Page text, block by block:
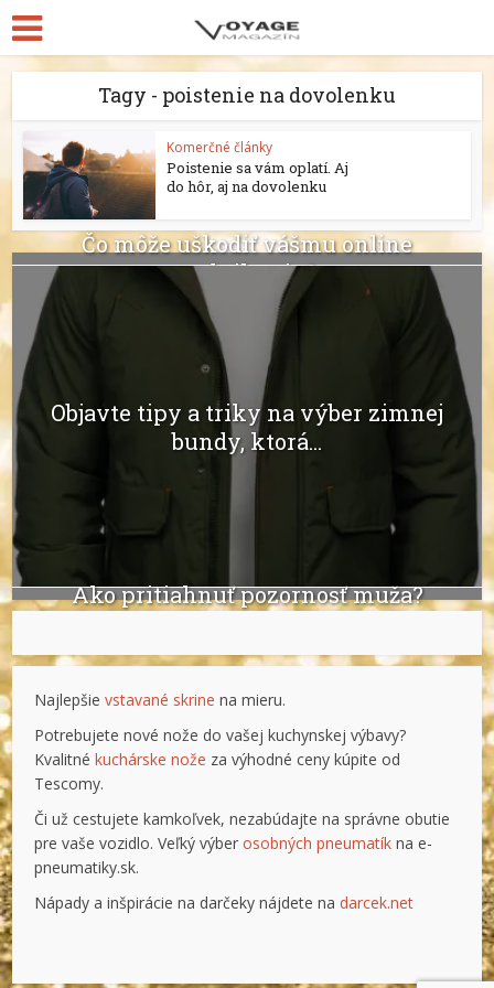
Tagy - poistenie na dovolenku
Komerčné články
Poistenie sa vám oplatí. Aj
do hôr, aj na dovolenku
Čo môže uškodiť vášmu online
podnikaniu?
Objavte tipy a triky na výber zimnej
bundy, ktorá...
Ako pritiahnuť pozornosť muža?
Najlepšievstavané skrine na mieru.
Potrebujete nové nože do vašej kuchynskej výbavy?
Kvalitnékuchárske nože za výhodné ceny kúpite od
Tescomy.
Či už cestujete kamkoľvek, nezabúdajte na správne obutie
pre vaše vozidlo. Veľký výberosobných pneumatík na e-
pneumatiky.sk.
Nápady a inšpirácie na darčeky nájdete nadarcek.net